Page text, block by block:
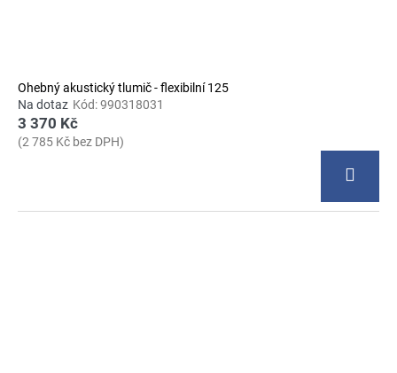
Ohebný akustický tlumič - flexibilní 125
Na dotaz Kód:990318031
3 370 Kč
(2 785 Kč bez DPH)